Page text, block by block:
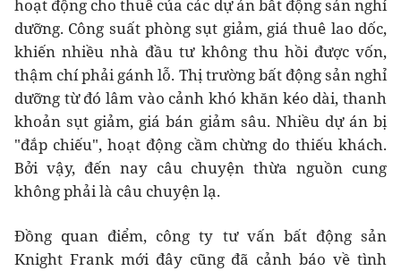
hoạt động cho thuê của các dự án bất động sản nghỉ
dưỡng. Công suất phòng sụt giảm, giá thuê lao dốc,
khiến nhiều nhà đầu tư không thu hồi được vốn,
thậm chí phải gánh lỗ. Thị trường bất động sản nghỉ
dưỡng từ đó lâm vào cảnh khó khăn kéo dài, thanh
khoản sụt giảm, giá bán giảm sâu. Nhiều dự án bị
"đắp chiếu", hoạt động cầm chừng do thiếu khách.
Bởi vậy, đến nay câu chuyện thừa nguồn cung
không phải là câu chuyện lạ.
Đồng quan điểm, công ty tư vấn bất động sản
Knight Frank mới đây cũng đã cảnh báo về tình